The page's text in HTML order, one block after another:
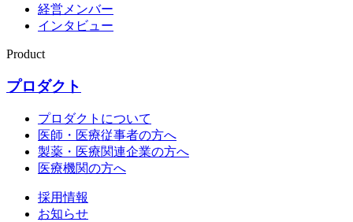
経営メンバー
インタビュー
Product
プロダクト
プロダクトについて
医師・医療従事者の方へ
製薬・医療関連企業の方へ
医療機関の方へ
採用情報
お知らせ